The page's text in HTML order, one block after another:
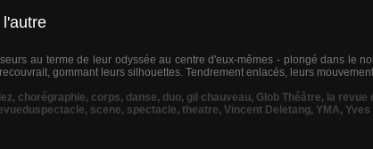
au terme de leur odyssée au centre d'eux-mêmes - plongé dans le
gommant leurs silhouettes. Tendrement enlacés, leurs
, chorégraphie, corps, danse, duo, gil chauveau, Glob Théâtre, la revue
, scene, spectacle, theatre, Vincent Deletang, YMA,